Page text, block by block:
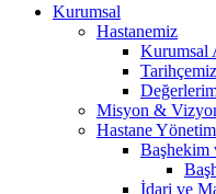
Kurumsal
Hastanemiz
Kurumsal
Tarihçemiz
Misyon &
Hastane
Başhekim
İdari ve